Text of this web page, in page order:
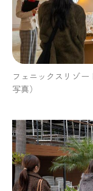
フェニックスリゾ
写真）